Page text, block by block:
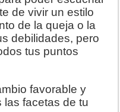
de vivir un estilo
de la queja o la
debilidades, pero
tus puntos
favorable y
las facetas de tu